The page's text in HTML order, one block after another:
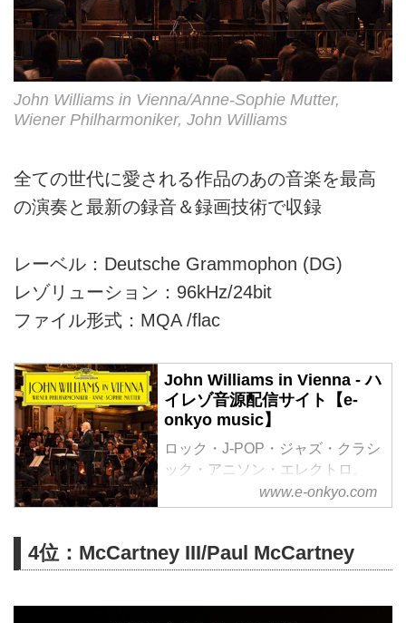
John Williams in Vienna/Anne-Sophie Mutter,
Wiener Philharmoniker, John Williams
全ての世代に愛される作品のあの音楽を最高
の演奏と最新の録音＆録画技術で収録
レーベル：Deutsche Grammophon (DG)
レゾリューション：96kHz/24bit
ファイル形式：MQA /flac
John Williams in Vienna - ハ
イレゾ音源配信サイト【e-
onkyo music】
ロック・J-POP・ジャズ・クラシ
ック・アニソン・エレクトロ。
様々なジャンルをハイレゾで配信
中。WAV・flac・DSDなど各種フ
聴くならe-onkyo music！
www.e-onkyo.com
4位：McCartney III/Paul McCartney